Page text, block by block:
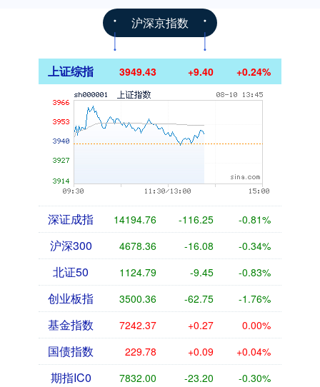
沪深京指数
上证综指 3949.43 +9.40 +0.24%
深证成指 14194.76 -116.25 -0.81%
沪深300 4678.36 -16.08 -0.34%
北证50 1124.79 -9.45 -0.83%
创业板指 3500.36 -62.75 -1.76%
基金指数 7242.37 +0.27 0.00%
国债指数 229.78 +0.09 +0.04%
期指IC0 7832.00 -23.20 -0.30%